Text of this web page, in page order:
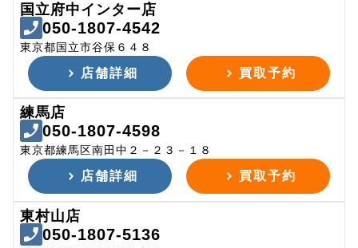
国立府中インター店
050-1807-4542
東京都国立市谷保６４８
店舗詳細 買取予約
練馬店
050-1807-4598
東京都練馬区南田中２－２３－１８
店舗詳細 買取予約
東村山店
050-1807-5136